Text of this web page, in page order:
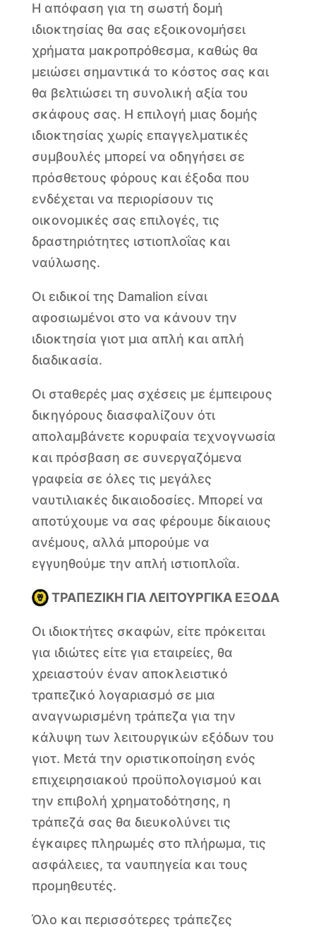
Η απόφαση για τη σωστή δομή
ιδιοκτησίας θα σας εξοικονομήσει
χρήματα μακροπρόθεσμα, καθώς θα
μειώσει σημαντικά το κόστος σας και
θα βελτιώσει τη συνολική αξία του
σκάφους σας. Η επιλογή μιας δομής
ιδιοκτησίας χωρίς επαγγελματικές
συμβουλές μπορεί να οδηγήσει σε
πρόσθετους φόρους και έξοδα που
ενδέχεται να περιορίσουν τις
οικονομικές σας επιλογές, τις
δραστηριότητες ιστιοπλοΐας και
ναύλωσης.
Οι ειδικοί της Damalion είναι
αφοσιωμένοι στο να κάνουν την
ιδιοκτησία γιοτ μια απλή και απλή
διαδικασία.
Οι σταθερές μας σχέσεις με έμπειρους
δικηγόρους διασφαλίζουν ότι
απολαμβάνετε κορυφαία τεχνογνωσία
και πρόσβαση σε συνεργαζόμενα
γραφεία σε όλες τις μεγάλες
ναυτιλιακές δικαιοδοσίες. Μπορεί να
αποτύχουμε να σας φέρουμε δίκαιους
ανέμους, αλλά μπορούμε να
εγγυηθούμε την απλή ιστιοπλοΐα.
ΤΡΑΠΕΖΙΚΗ ΓΙΑ ΛΕΙΤΟΥΡΓΙΚΑ ΕΞΟΔΑ
Οι ιδιοκτήτες σκαφών, είτε πρόκειται
για ιδιώτες είτε για εταιρείες, θα
χρειαστούν έναν αποκλειστικό
τραπεζικό λογαριασμό σε μια
αναγνωρισμένη τράπεζα για την
κάλυψη των λειτουργικών εξόδων του
γιοτ. Μετά την οριστικοποίηση ενός
επιχειρησιακού προϋπολογισμού και
την επιβολή χρηματοδότησης, η
τράπεζά σας θα διευκολύνει τις
έγκαιρες πληρωμές στο πλήρωμα, τις
ασφάλειες, τα ναυπηγεία και τους
προμηθευτές.
Όλο και περισσότερες τράπεζες